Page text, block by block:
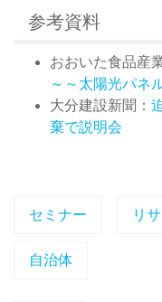
参考資料
おおいた食品産
～～太陽光パネ
大分建設新聞：
棄で説明会
セミナー リ
自治体